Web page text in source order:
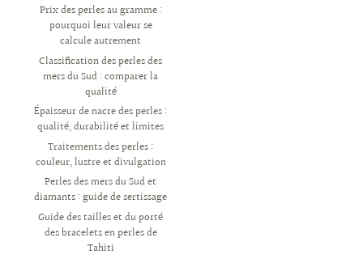
Prix des perles au gramme :
pourquoi leur valeur se
calcule autrement
Classification des perles des
mers du Sud : comparer la
qualité
Épaisseur de nacre des perles :
qualité, durabilité et limites
Traitements des perles :
couleur, lustre et divulgation
Perles des mers du Sud et
diamants : guide de sertissage
Guide des tailles et du porté
des bracelets en perles de
Tahiti